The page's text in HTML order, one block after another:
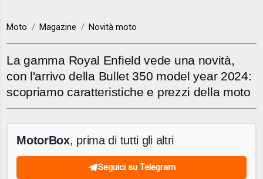
Moto Magazine Novità moto
La gamma Royal Enfield vede una novità,
con l'arrivo della Bullet 350 model year 2024:
scopriamo caratteristiche e prezzi della moto
MotorBox, prima di tutti gli altri
Seguici su Telegram